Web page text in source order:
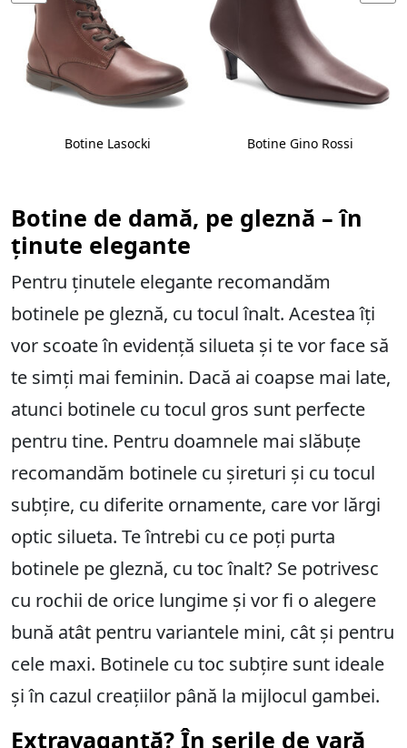
Botine Lasocki Botine Gino Rossi
Botine de damă, pe gleznă – în
ținute elegante
Pentru ținutele elegante recomandăm
botinele pe gleznă, cu tocul înalt. Acestea îți
vor scoate în evidență silueta și te vor face să
te simți mai feminin. Dacă ai coapse mai late,
atunci botinele cu tocul gros sunt perfecte
pentru tine. Pentru doamnele mai slăbuțe
recomandăm botinele cu șireturi și cu tocul
subțire, cu diferite ornamente, care vor lărgi
optic silueta. Te întrebi cu ce poți purta
botinele pe gleznă, cu toc înalt? Se potrivesc
cu rochii de orice lungime și vor fi o alegere
bună atât pentru variantele mini, cât și pentru
cele maxi. Botinele cu toc subțire sunt ideale
și în cazul creațiilor până la mijlocul gambei.
Extravaganță? În serile de vară